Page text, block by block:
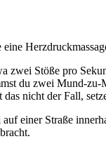
zwei Stöße pro
du zwei Mund-
nicht der Fall,
einer Straße